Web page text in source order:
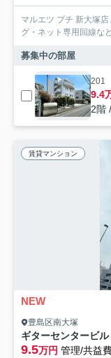
マルエツ プチ 新大塚
グ・ネット専用回線な
募集中の部屋
201
9.4
2階
賃貸マンション
NEW
豊島区南大塚
ギターセンタービル
9.5万円 管理/共益